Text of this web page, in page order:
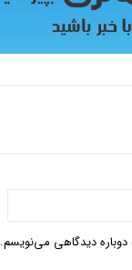
دوباره دیدگاهی می‌نویسم.